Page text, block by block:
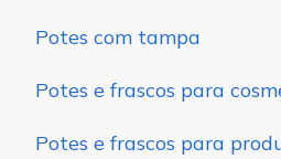
Potes com tampa
Potes e frascos para
Potes e frascos para